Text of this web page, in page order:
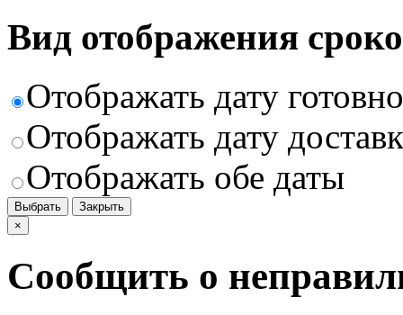
Вид отображения
Отображать дату
Отображать дату
Отображать обе даты
Выбрать
Закрыть
×
Сообщить о